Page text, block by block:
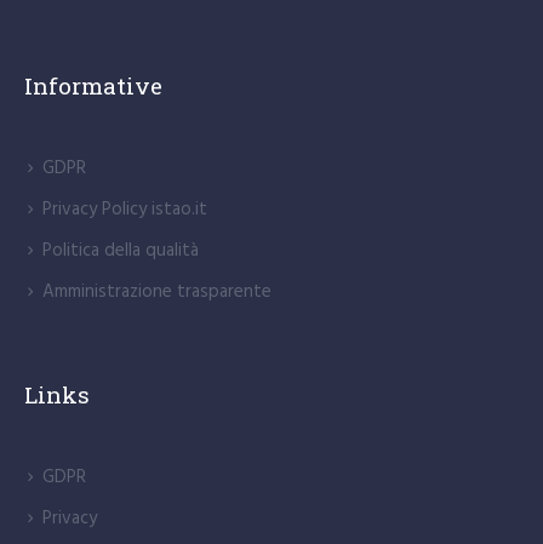
Informative
GDPR
Privacy Policy istao.it
Politica della qualità
Amministrazione trasparente
Links
GDPR
Privacy